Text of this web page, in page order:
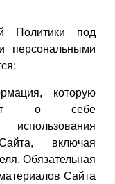
Политики под
персональными
которую
о себе
включая
Обязательная
Сайта